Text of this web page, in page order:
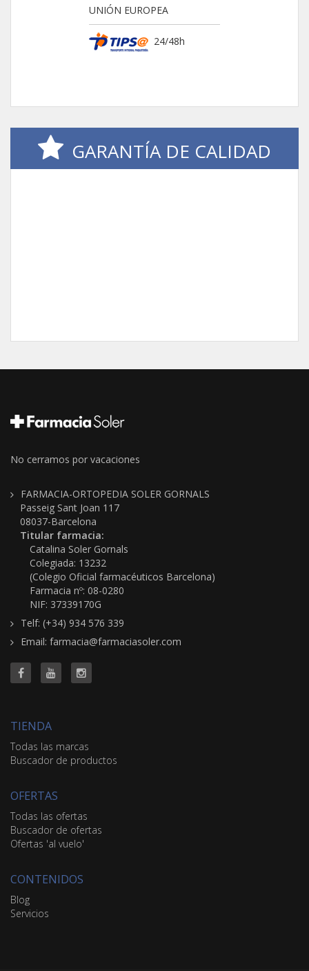
UNIÓN EUROPEA
24/48h
GARANTÍA DE CALIDAD
No cerramos por vacaciones
FARMACIA-ORTOPEDIA SOLER GORNALS
Passeig Sant Joan 117
08037-Barcelona
Titular farmacia:
Catalina Soler Gornals
Colegiada: 13232
(Colegio Oficial farmacéuticos Barcelona)
Farmacia nº: 08-0280
NIF: 37339170G
Telf: (+34) 934 576 339
Email: farmacia@farmaciasoler.com
TIENDA
Todas las marcas
Buscador de productos
OFERTAS
Todas las ofertas
Buscador de ofertas
Ofertas 'al vuelo'
CONTENIDOS
Blog
Servicios